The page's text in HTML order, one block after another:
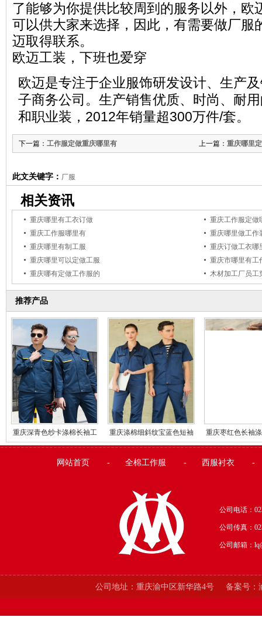
了能够为你提供比较周到的服务以外，欧
可以供大家来选择，因此，有需要做厂服
迈取得联系。
欧迈工装，下班也爱穿
欧迈是专注于企业服饰研发设计、生产
子商务公司。生产销售优质、时尚、耐
和职业装，2012年销量超300万件/套。
上一篇： 重庆哪里
下一篇： 工作服定做重庆哪里有
此文关键字： 厂服
相关资讯
重庆哪里有工衣订做
重庆工作服定做
重庆工作服哪里有
重庆哪里做工作
重庆哪里有制工服
重庆订做工衣哪
重庆哪里可以定做工服
重庆市哪里有工
重庆哪有定做工作服的
木材加工厂员工
推荐产品
重庆深青色纱卡涤棉长袖工
作服
重庆涤棉细斜纹宝蓝色短袖
工作服
重庆枣红色长袖
作服
网站首页 - 全棉工作服 - 西服衬衣 -
公司电话：
公司传真：
公司邮箱：
公司地址： 重庆渝中区新华路4号 备案号：